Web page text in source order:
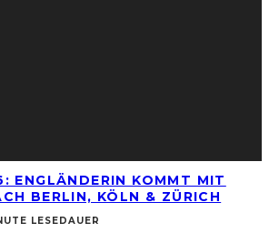
ENGLÄNDERIN KOMMT MIT
BERLIN, KÖLN & ZÜRICH
LESEDAUER